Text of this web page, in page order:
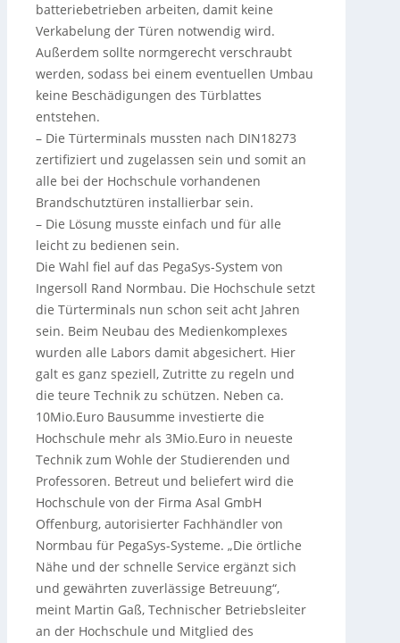
batteriebetrieben arbeiten, damit keine
Verkabelung der Türen notwendig wird.
Außerdem sollte normgerecht verschraubt
werden, sodass bei einem eventuellen Umbau
keine Beschädigungen des Türblattes
entstehen.
– Die Türterminals mussten nach DIN18273
zertifiziert und zugelassen sein und somit an
alle bei der Hochschule vorhandenen
Brandschutztüren installierbar sein.
– Die Lösung musste einfach und für alle
leicht zu bedienen sein.
Die Wahl fiel auf das PegaSys-System von
Ingersoll Rand Normbau. Die Hochschule setzt
die Türterminals nun schon seit acht Jahren
sein. Beim Neubau des Medienkomplexes
wurden alle Labors damit abgesichert. Hier
galt es ganz speziell, Zutritte zu regeln und
die teure Technik zu schützen. Neben ca.
10Mio.Euro Bausumme investierte die
Hochschule mehr als 3Mio.Euro in neueste
Technik zum Wohle der Studierenden und
Professoren. Betreut und beliefert wird die
Hochschule von der Firma Asal GmbH
Offenburg, autorisierter Fachhändler von
Normbau für PegaSys-Systeme. „Die örtliche
Nähe und der schnelle Service ergänzt sich
und gewährten zuverlässige Betreuung“,
meint Martin Gaß, Technischer Betriebsleiter
an der Hochschule und Mitglied des